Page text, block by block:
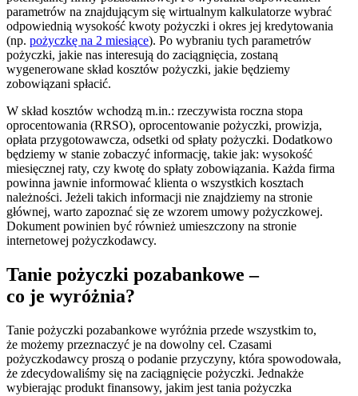
parametrów na znajdującym się wirtualnym kalkulatorze wybrać
odpowiednią wysokość kwoty pożyczki i okres jej kredytowania
(np. pożyczkę na 2 miesiące). Po wybraniu tych parametrów
pożyczki, jakie nas interesują do zaciągnięcia, zostaną
wygenerowane skład kosztów pożyczki, jakie będziemy
zobowiązani spłacić.
W skład kosztów wchodzą m.in.: rzeczywista roczna stopa
oprocentowania (RRSO), oprocentowanie pożyczki, prowizja,
opłata przygotowawcza, odsetki od spłaty pożyczki. Dodatkowo
będziemy w stanie zobaczyć informację, takie jak: wysokość
miesięcznej raty, czy kwotę do spłaty zobowiązania. Każda firma
powinna jawnie informować klienta o wszystkich kosztach
należności. Jeżeli takich informacji nie znajdziemy na stronie
głównej, warto zapoznać się ze wzorem umowy pożyczkowej.
Dokument powinien być również umieszczony na stronie
internetowej pożyczkodawcy.
Tanie pożyczki pozabankowe –
co je wyróżnia?
Tanie pożyczki pozabankowe wyróżnia przede wszystkim to,
że możemy przeznaczyć je na dowolny cel. Czasami
pożyczkodawcy proszą o podanie przyczyny, która spowodowała,
że zdecydowaliśmy się na zaciągnięcie pożyczki. Jednakże
wybierając produkt finansowy, jakim jest tania pożyczka